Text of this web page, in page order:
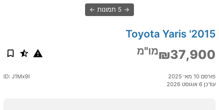
5 תמונות
2015' Toyota Yaris
₪37,900מו"מ
פורסם 10 מאי 2025
עודכן 6 אוגוסט 2026
ID: J1Mx9I